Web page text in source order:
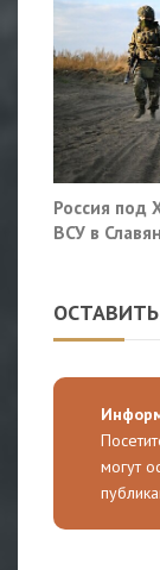
Россия под
ВСУ в
могут